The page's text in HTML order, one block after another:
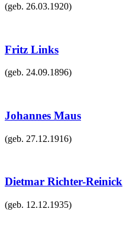
(geb. 26.03.1920)
Fritz Links
(geb. 24.09.1896)
Johannes Maus
(geb. 27.12.1916)
Dietmar Richter-Reinick
(geb. 12.12.1935)